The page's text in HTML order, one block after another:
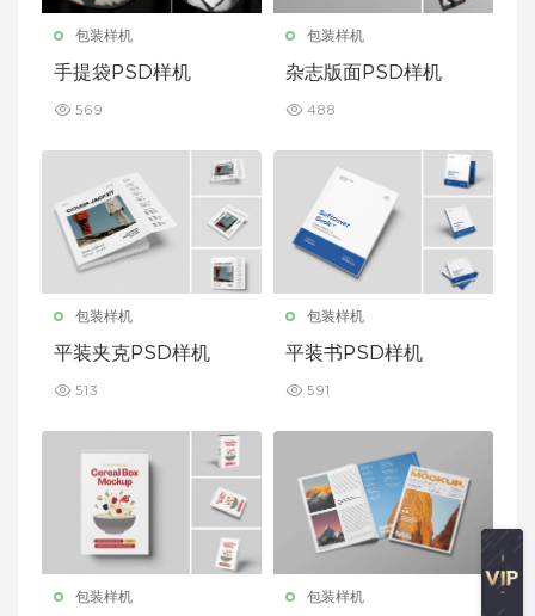
包装样机
手提袋PSD样机
569
包装样机
杂志版面PSD样机
488
包装样机
平装夹克PSD样机
513
包装样机
平装书PSD样机
591
包装样机 包装样机